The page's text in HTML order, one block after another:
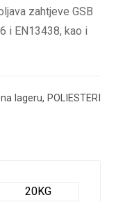
zahtjeve GSB
i EN13438, kao i
lageru, POLIESTERI
20KG